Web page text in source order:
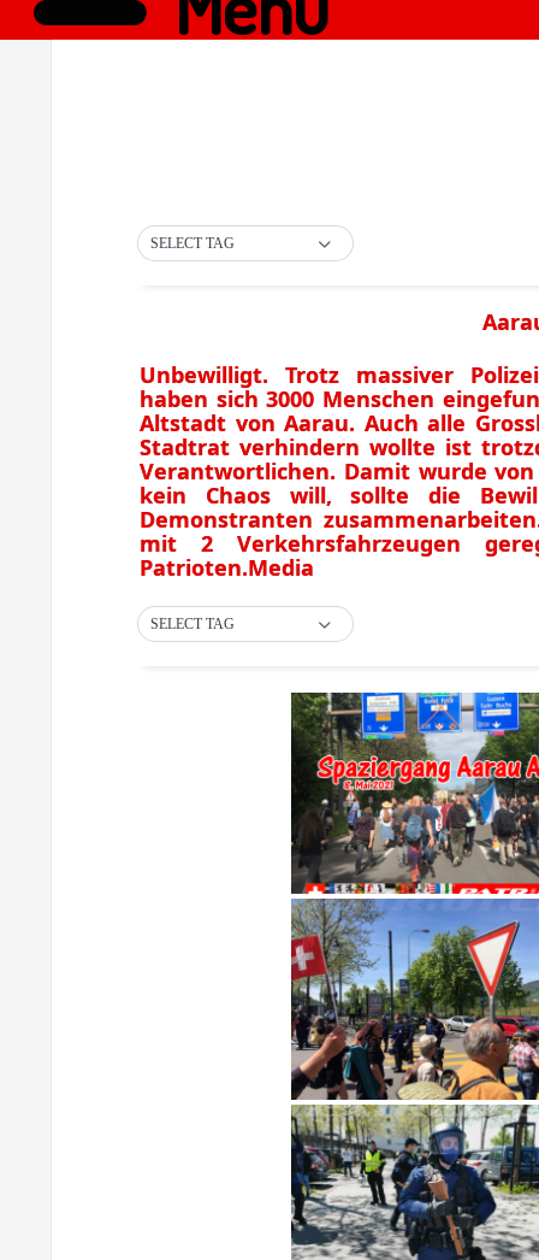
SELECT TAG
Unbewilligt. Trotz massiver
haben sich 3000 Menschen
Altstadt von Aarau. Auch alle
Stadtrat verhindern wollte ist
Verantwortlichen. Damit wurde
kein Chaos will, sollte die
Demonstranten
mit 2 Verkehrsfahrzeugen
Patrioten.Media
SELECT TAG